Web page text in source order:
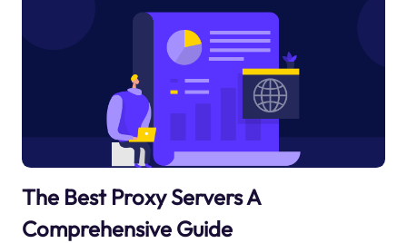
The Best Proxy Servers A
Comprehensive Guide